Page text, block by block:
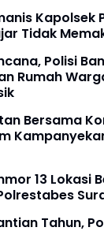
Kapolsek
Tidak
Polisi
Rumah
Bersama
13 Lokasi
Tahun,